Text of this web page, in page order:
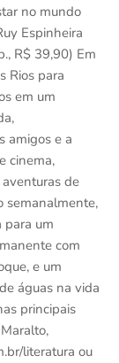
no mundo
Espinheira
R$ 39,90) Em
Rios para
em um
amigos e a
cinema,
de
semanalmente,
para um
com
e um
águas na vida
principais
literatura ou